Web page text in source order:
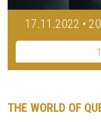
17.11.2022 •
THE WORLD OF